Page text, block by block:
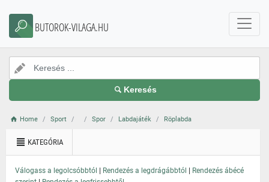
BUTOROK-VILAGA.HU
Keresés
Home Sport Spor Labdajáték Röplabda
KATEGÓRIA
Válogass a legolcsóbbtól | Rendezés a legdrágábbtól | Rendezés ábécé